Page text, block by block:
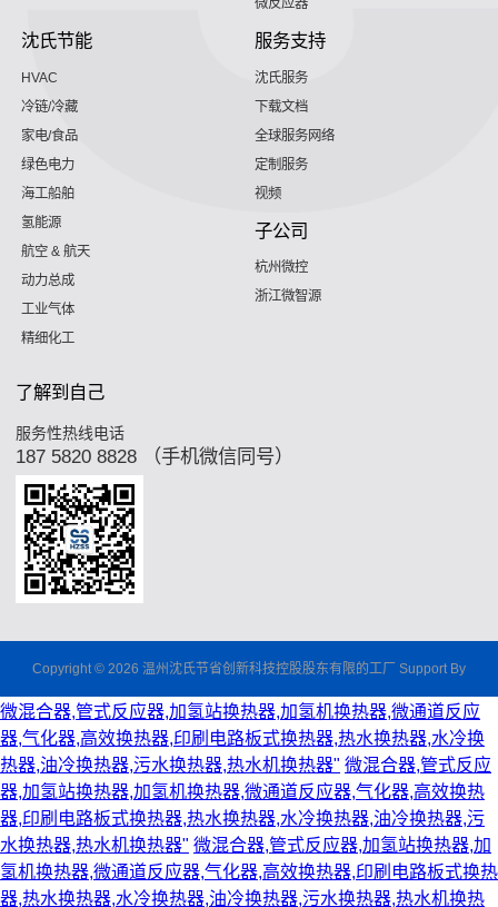
微反应器
沈氏节能
HVAC
冷链/冷藏
家电/食品
绿色电力
海工船舶
氢能源
航空 & 航天
动力总成
工业气体
精细化工
服务支持
沈氏服务
下载文档
全球服务网络
定制服务
视频
子公司
杭州微控
浙江微智源
了解到自己
服务性热线电话
187 5820 8828 （手机微信同号）
Copyright © 2026 温州沈氏节省创新科技控股股东有限的工厂 Support By
微混合器,管式反应器,加氢站换热器,加氢机换热器,微通道反应
器,气化器,高效换热器,印刷电路板式换热器,热水换热器,水冷换
热器,油冷换热器,污水换热器,热水机换热器" 微混合器,管式反应
器,加氢站换热器,加氢机换热器,微通道反应器,气化器,高效换热
器,印刷电路板式换热器,热水换热器,水冷换热器,油冷换热器,污
水换热器,热水机换热器" 微混合器,管式反应器,加氢站换热器,加
氢机换热器,微通道反应器,气化器,高效换热器,印刷电路板式换热
器,热水换热器,水冷换热器,油冷换热器,污水换热器,热水机换热